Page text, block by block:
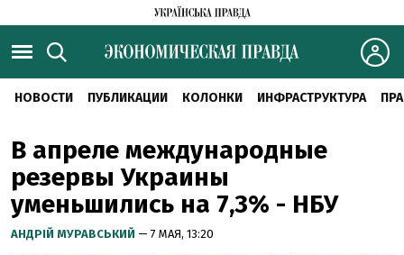
НОВОСТИ ПУБЛИКАЦИИ КОЛОНКИ ИНФРАСТРУКТУРА
В апреле международные
резервы Украины
уменьшились на 7,3% - НБУ
АНДРІЙ МУРАВСЬКИЙ — 7 МАЯ, 13:20